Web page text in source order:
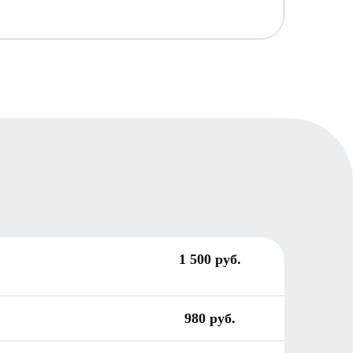
1 500 руб.
980 руб.